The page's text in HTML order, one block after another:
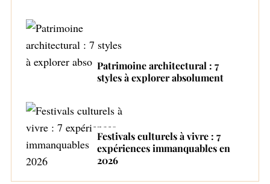
Patrimoine architectural : 7
styles à explorer absolument
Festivals culturels à vivre : 7
expériences immanquables en
2026